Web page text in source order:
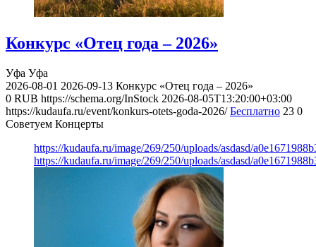
Конкурс «Отец года – 2026»
Уфа Уфа
2026-08-01 2026-09-13 Конкурс «Отец года – 2026»
0 RUB https://schema.org/InStock 2026-08-05T13:20:00+03:00
https://kudaufa.ru/event/konkurs-otets-goda-2026/ Бесплатно 23 0
Советуем Концерты
https://kudaufa.ru/image/269/250/uploads/asdasd/
https://kudaufa.ru/image/269/250/uploads/asdasd/